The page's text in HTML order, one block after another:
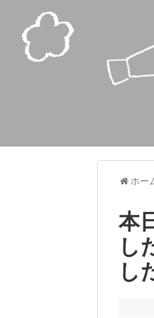
ホー
本
し
し